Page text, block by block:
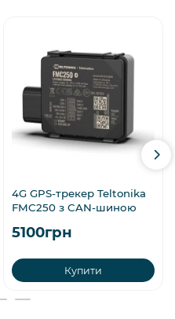
4G GPS-трекер Teltonika
FMC250 з CAN-шиною
5100грн
Купити